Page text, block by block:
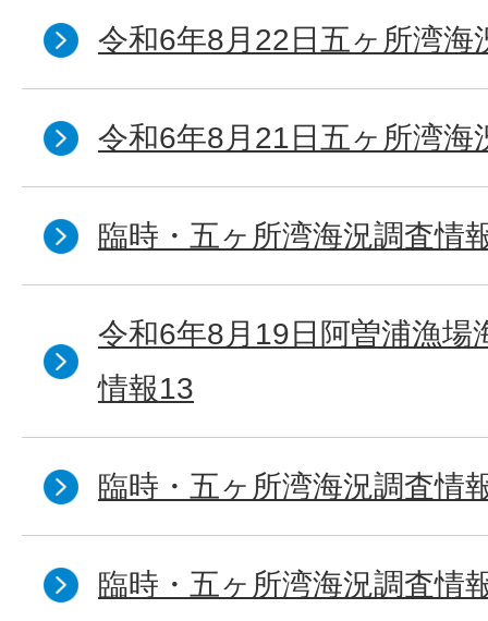
令和6年8月22日五ヶ所湾海
令和6年8月21日五ヶ所湾海
臨時・五ヶ所湾海況調査情
令和6年8月19日阿曽浦漁場
情報13
臨時・五ヶ所湾海況調査情
臨時・五ヶ所湾海況調査情